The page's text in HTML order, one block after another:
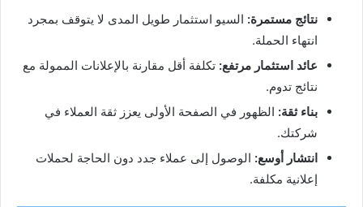
نتائج مستمرة: السيو استثمار طويل المدى لا يتوقف بمجرد
انتهاء الحملة.
عائد استثمار مرتفع: تكلفة أقل مقارنة بالإعلانات الممولة مع
نتائج تدوم.
بناء ثقة: الظهور في الصفحة الأولى يعزز ثقة العملاء في
شركتك.
انتشار أوسع: الوصول إلى عملاء جدد دون الحاجة لحملات
إعلانية مكلفة.